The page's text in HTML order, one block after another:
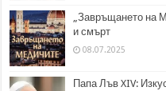
„Завръщането на
и смърт
08.07.2025
Папа Лъв XIV: